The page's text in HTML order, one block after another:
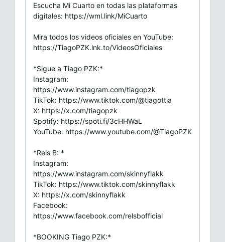
Escucha Mi Cuarto en todas las plataformas
digitales: https://wml.link/MiCuarto
Mira todos los videos oficiales en YouTube:
https://TiagoPZK.lnk.to/VideosOficiales
*Sigue a Tiago PZK:*
Instagram:
https://www.instagram.com/tiagopzk
TikTok: https://www.tiktok.com/@tiagottia
X: https://x.com/tiagopzk
Spotify: https://spoti.fi/3cHHWaL
YouTube: https://www.youtube.com/@TiagoPZK
*Rels B: *
Instagram:
https://www.instagram.com/skinnyflakk
TikTok: https://www.tiktok.com/skinnyflakk
X: https://x.com/skinnyflakk
Facebook:
https://www.facebook.com/relsbofficial
*BOOKING Tiago PZK:*